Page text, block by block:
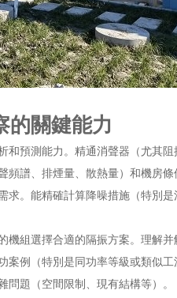
的關鍵能力
預測能力。精通消聲器（尤其
譜、排煙量、散熱量）和機房條
求。能精確計算降噪措施（特別
組選擇合適的隔振方案。理解并
案例（特別是同功率等級或類似
題（空間限制、現有結構等）。